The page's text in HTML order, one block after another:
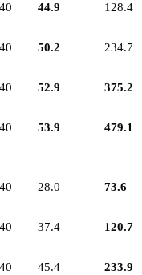
44.9 128.4
50.2 234.7
52.9 375.2
53.9 479.1
28.0 73.6
37.4 120.7
45.4 233.9